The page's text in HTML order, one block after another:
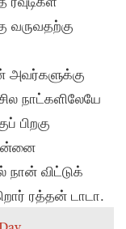
அவர்களுக்கு
நாட்களிலேயே
பிறகு
விட்டுக்
ரத்தன் டாடா.